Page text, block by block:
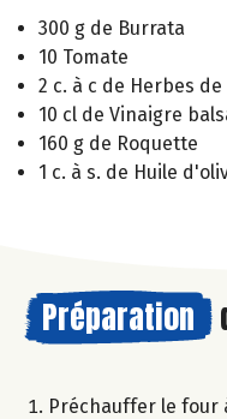
300 g de Burrata
10 Tomate
2 c. à c de Herbes
10 cl de Vinaigre
160 g de Roquette
1 c. à s. de Huile
Préparation
Préchauffer le four